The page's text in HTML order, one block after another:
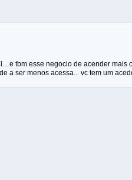
e tbm esse negocio de acender mais
a ser menos acessa... vc tem um